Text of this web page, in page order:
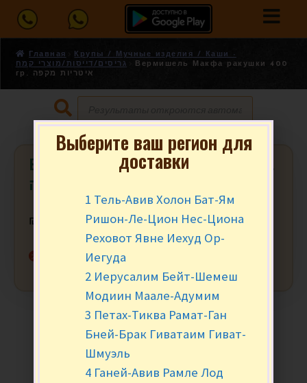
Главная
Крупы / Мучные изделия / Каши -
גריסים/דייסות/מוצרי קמח
Вермишель Макфа ракушки 400
гр. איטריות מקפה
Вермишель Макфа ракушки 400 гр.
איטריות מקפה
₪ за уп.
Нет в наличии
Выберите ваш регион для
доставки
1 Тель-Авив Холон Бат-Ям
Ришон-Ле-Цион Нес-Циона
Реховот Явне Иехуд Ор-
Иегуда
2 Иерусалим Бейт-Шемеш
Модиин Маале-Адумим
3 Петах-Тиква Рамат-Ган
Бней-Брак Гиватаим Гиват-
Шмуэль
4 Ганей-Авив Рамле Лод